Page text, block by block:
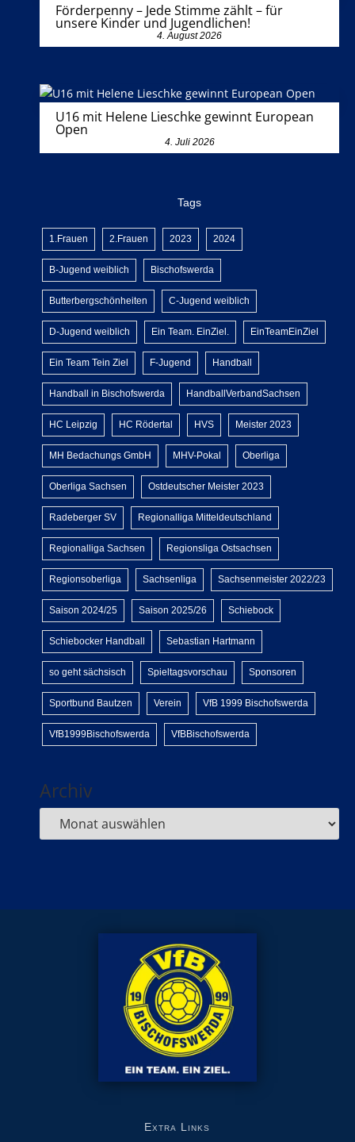
Förderpenny – Jede Stimme zählt – für
unsere Kinder und Jugendlichen!
4. August 2026
U16 mit Helene Lieschke gewinnt European
Open
4. Juli 2026
Tags
1.Frauen 2.Frauen 2023 2024
B-Jugend weiblich Bischofswerda
Butterbergschönheiten C-Jugend weiblich
D-Jugend weiblich Ein Team. EinZiel. EinTeamEinZiel
Ein Team Tein Ziel F-Jugend Handball
Handball in Bischofswerda HandballVerbandSachsen
HC Leipzig HC Rödertal HVS Meister 2023
MH Bedachungs GmbH MHV-Pokal Oberliga
Oberliga Sachsen Ostdeutscher Meister 2023
Radeberger SV Regionalliga Mitteldeutschland
Regionalliga Sachsen Regionsliga Ostsachsen
Regionsoberliga Sachsenliga Sachsenmeister 2022/23
Saison 2024/25 Saison 2025/26 Schiebock
Schiebocker Handball Sebastian Hartmann
so geht sächsisch Spieltagsvorschau Sponsoren
Sportbund Bautzen Verein VfB 1999 Bischofswerda
VfB1999Bischofswerda VfBBischofswerda
Archiv
Extra Links